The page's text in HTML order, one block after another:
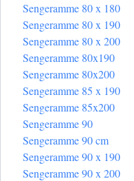
Sengeramme 80 x 180
Sengeramme 80 x 190
Sengeramme 80 x 200
Sengeramme 80x190
Sengeramme 80x200
Sengeramme 85 x 190
Sengeramme 85x200
Sengeramme 90
Sengeramme 90 cm
Sengeramme 90 x 190
Sengeramme 90 x 200